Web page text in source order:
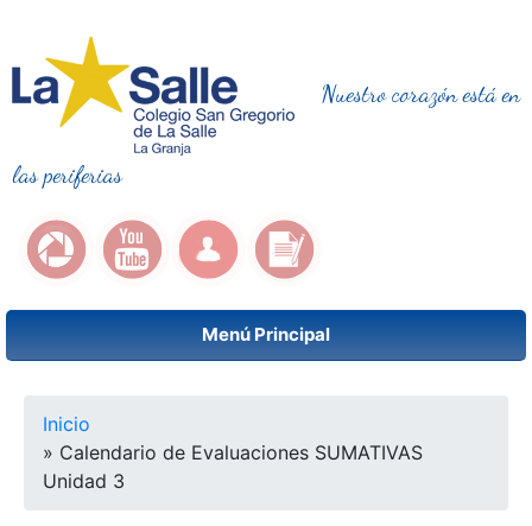
Nuestro corazón está en
las periferias
Menú Principal
Se encuentra usted aquí
Inicio
» Calendario de Evaluaciones SUMATIVAS
Unidad 3